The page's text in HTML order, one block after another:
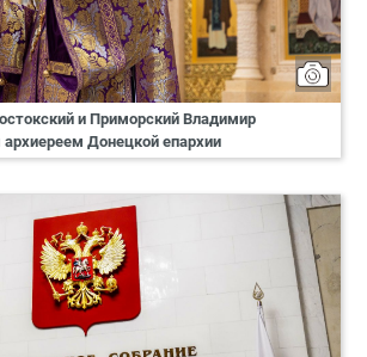
и Приморский Владимир
Донецкой епархии